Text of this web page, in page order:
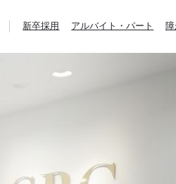
新卒採用 アルバイト・パート